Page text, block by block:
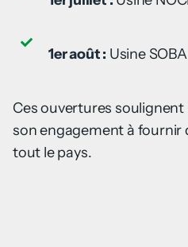
1er août : Usine
Ces ouvertures
son engagement à fournir
tout le pays.